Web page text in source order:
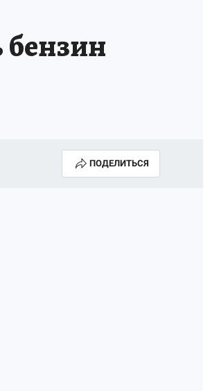
бензин
ПОДЕЛИТЬСЯ